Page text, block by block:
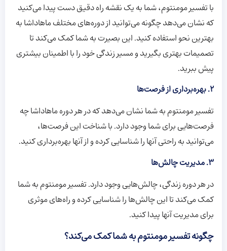
با تفسیر مومنتوم، شما به یک نقشه راه دقیق دست پیدا می‌کنید
که نشان می‌دهد چگونه می‌توانید از دوره‌های مختلف ماهاداشا به
بهترین نحو استفاده کنید. این بصیرت به شما کمک می‌کند تا
تصمیمات بهتری بگیرید و مسیر زندگی خود را با اطمینان بیشتری
پیش ببرید.
2. بهره‌برداری از فرصت‌ها
تفسیر مومنتوم به شما نشان می‌دهد که در هر دوره ماهاداشا چه
فرصت‌هایی برای شما وجود دارد. با شناخت این فرصت‌ها،
می‌توانید به راحتی آنها را شناسایی کرده و از آنها بهره‌برداری کنید.
3. مدیریت چالش‌ها
در هر دوره زندگی، چالش‌هایی وجود دارد. تفسیر مومنتوم به شما
کمک می‌کند تا این چالش‌ها را شناسایی کرده و راه‌های موثری
برای مدیریت آنها پیدا کنید.
چگونه تفسیر مومنتوم به شما کمک می‌کند؟